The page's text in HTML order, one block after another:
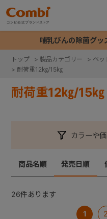
哺乳びんの除菌グ
トップ > 製品カテゴリー > ペッ
> 耐荷重12㎏/15㎏
耐荷重12㎏/15㎏
カラーや
商品名順 発売日順
26件あります
1 2